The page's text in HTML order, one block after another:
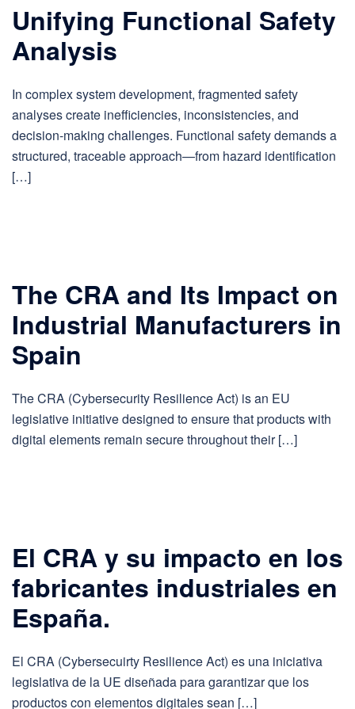
Unifying Functional Safety
Analysis
In complex system development, fragmented safety
analyses create inefficiencies, inconsistencies, and
decision-making challenges. Functional safety demands a
structured, traceable approach—from hazard identification
[…]
The CRA and Its Impact on
Industrial Manufacturers in
Spain
The CRA (Cybersecurity Resilience Act) is an EU
legislative initiative designed to ensure that products with
digital elements remain secure throughout their […]
El CRA y su impacto en los
fabricantes industriales en
España.
El CRA (Cybersecuirty Resilience Act) es una iniciativa
legislativa de la UE diseñada para garantizar que los
productos con elementos digitales sean […]